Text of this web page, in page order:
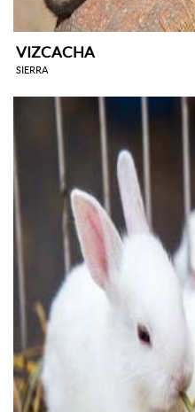
VIZCACHA
SIERRA